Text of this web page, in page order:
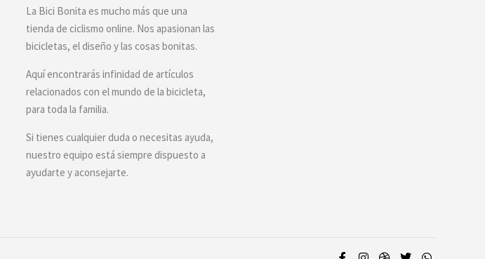
La Bici Bonita es mucho más que una
tienda de ciclismo online. Nos apasionan las
bicicletas, el diseño y las cosas bonitas.
Aquí encontrarás infinidad de artículos
relacionados con el mundo de la bicicleta,
para toda la familia.
Si tienes cualquier duda o necesitas ayuda,
nuestro equipo está siempre dispuesto a
ayudarte y aconsejarte.